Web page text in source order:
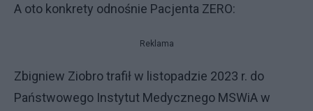
A oto konkrety odnośnie Pacjenta ZERO:
Reklama
Zbigniew Ziobro trafił w listopadzie 2023 r. do
Państwowego Instytut Medycznego MSWiA w